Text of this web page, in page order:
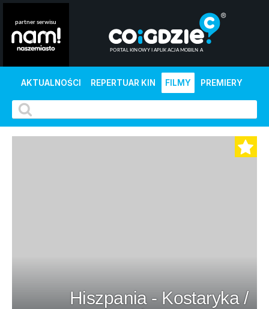
AKTUALNOŚCI REPERTUAR KIN FILMY PREMIERY
Hiszpania - Kostaryka /